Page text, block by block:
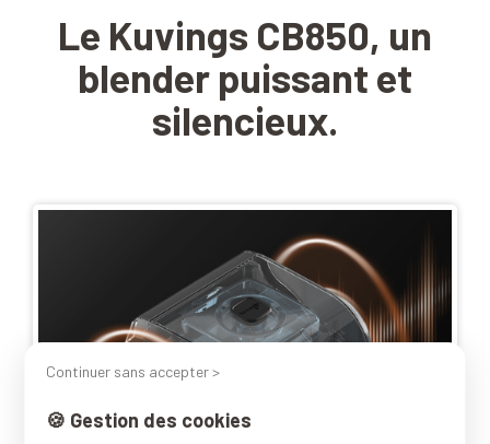
Le Kuvings CB850, un
blender puissant et
silencieux.
Continuer sans accepter >
🍪 Gestion des cookies